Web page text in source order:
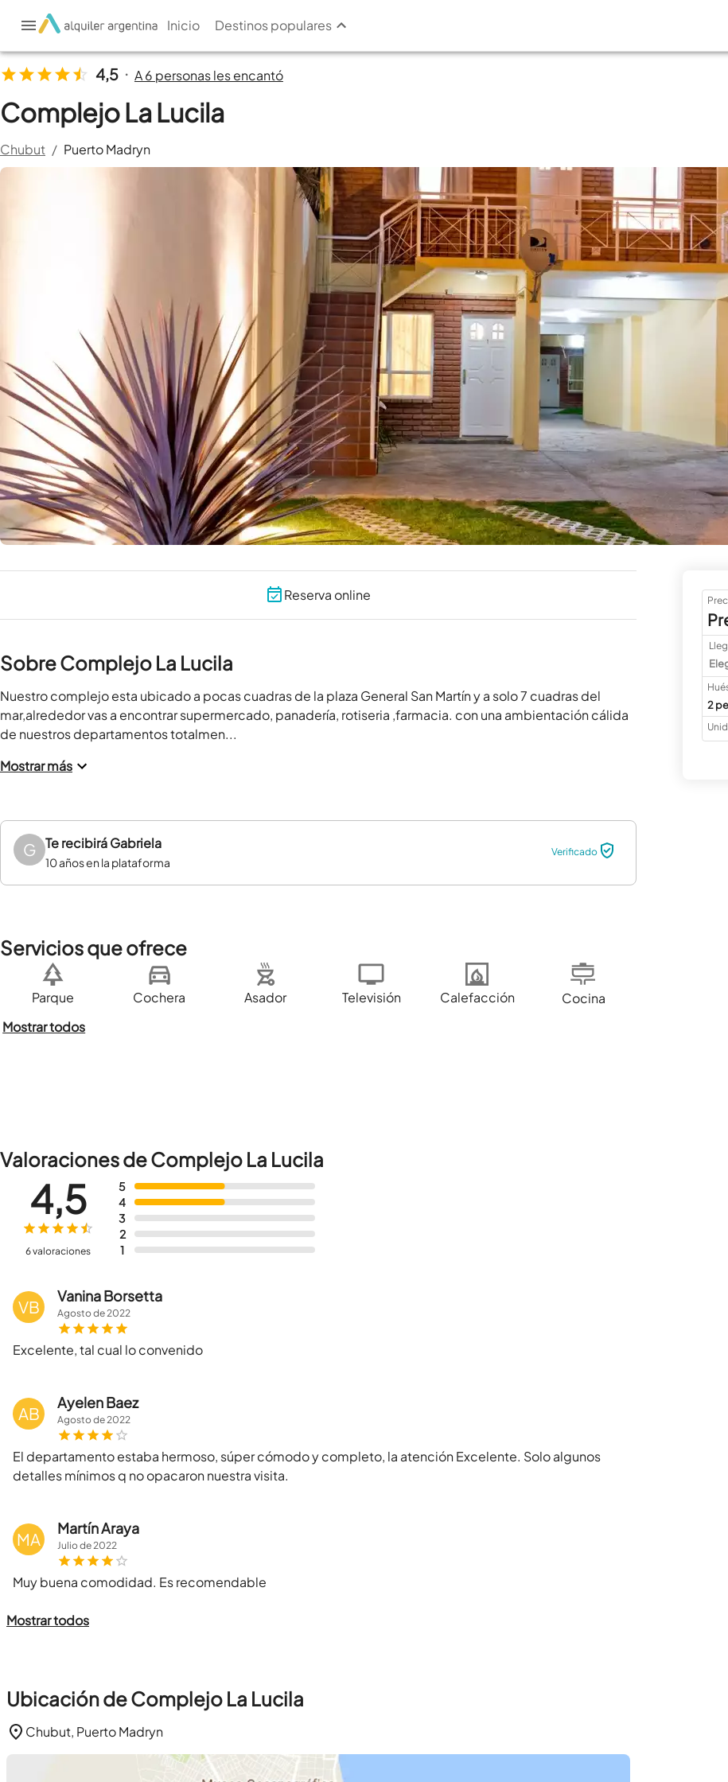
Inicio Destinos populares
4,5 • A 6 personas les encantó
Complejo La Lucila
Chubut / Puerto Madryn
Reserva online
Sobre Complejo La Lucila
Nuestro complejo esta ubicado a pocas cuadras de la plaza General San Martín y a solo 7 cuadras del
mar,alrededor vas a encontrar supermercado, panadería, rotiseria ,farmacia. con una ambientación cálida
de nuestros departamentos totalmen...
Mostrar más
G Te recibiráGabriela
10 años en la plataforma
Verificado
Servicios que ofrece
Parque Cochera Asador Televisión Calefacción
Cocina
Mostrar todos
Valoraciones de Complejo La Lucila
5
4
3
2
1
4,5
6 valoraciones
VB
Vanina Borsetta
Agostode2022
Excelente, tal cual lo convenido
AB
Ayelen Baez
Agostode2022
El departamento estaba hermoso, súper cómodo y completo, la atención Excelente. Solo algunos
detalles mínimos q no opacaron nuestra visita.
MA
Martín Araya
Juliode2022
Muy buena comodidad. Es recomendable
Mostrar todos
Ubicación de Complejo La Lucila
Chubut, Puerto Madryn
2